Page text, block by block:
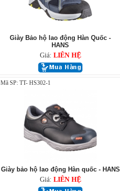
Giày Bảo hộ lao động Hàn Quốc -
HANS
Giá: LIÊN HỆ
Mã SP: TT- HS302-1
Giày bảo hộ lao động Hàn quốc - HANS
Giá: LIÊN HỆ